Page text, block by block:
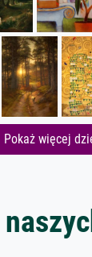
Pokaż więcej